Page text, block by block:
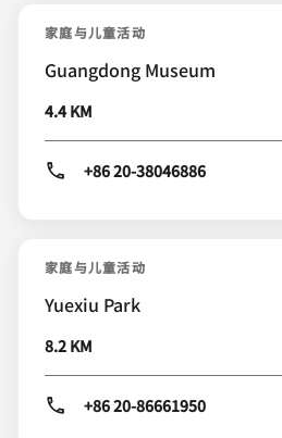
家庭与儿童活动
Guangdong Museum
4.4 KM
+86 20-38046886
家庭与儿童活动
Yuexiu Park
8.2 KM
+86 20-86661950